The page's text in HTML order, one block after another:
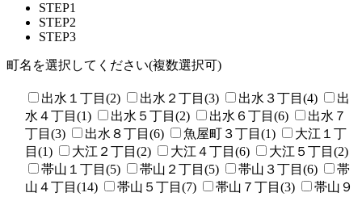
STEP1
STEP2
STEP3
町名を選択してください(複数選択可)
出水１丁目(2) 出水２丁目(3) 出水３丁目(4)
出
水４丁目(1)
出水５丁目(2) 出水６丁目(6)
出水７
丁目(3)
出水８丁目(6) 魚屋町３丁目(1)
大江１丁
目(1)
大江２丁目(2) 大江４丁目(6)
大江５丁目(2)
帯山１丁目(5)
帯山２丁目(5) 帯山３丁目(6)
帯
山４丁目(14)
帯山５丁目(7) 帯山７丁目(3)
帯山９